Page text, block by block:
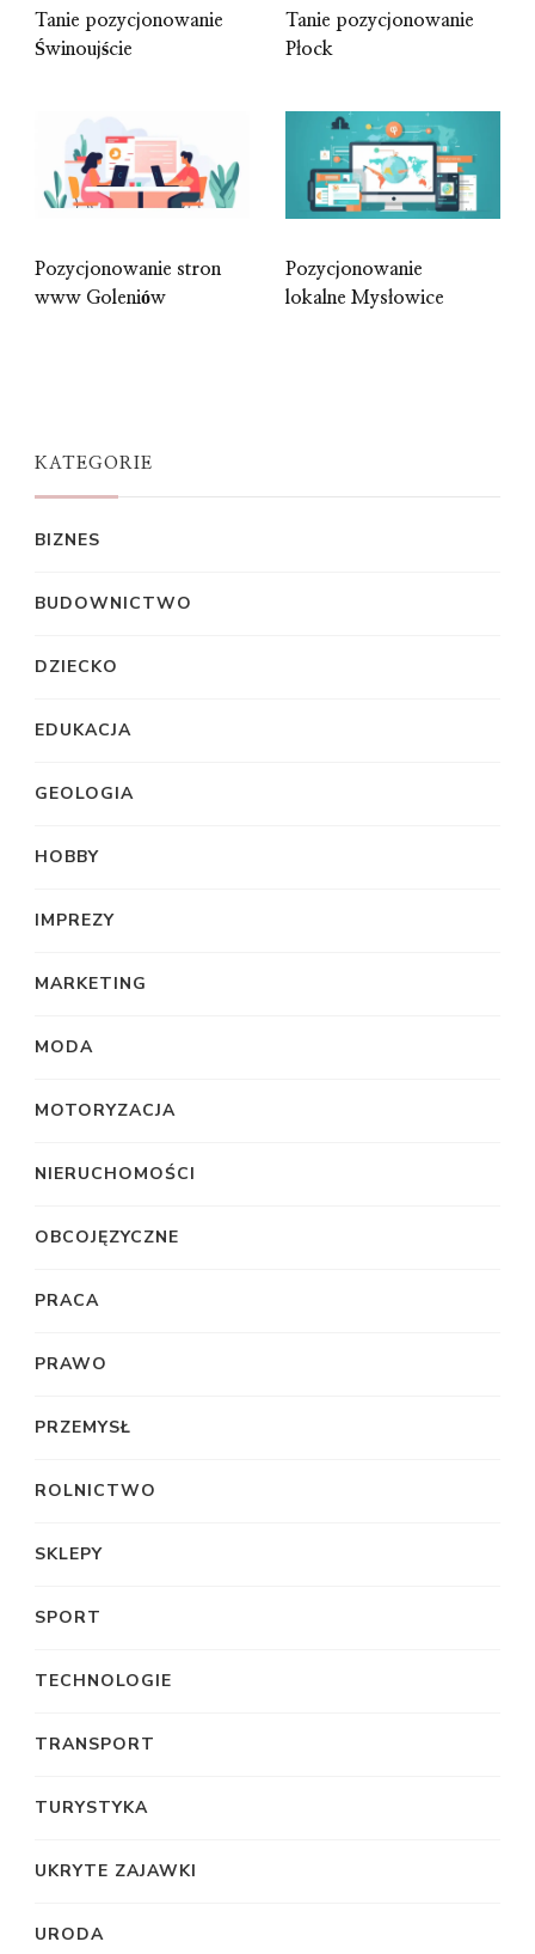
Tanie pozycjonowanie
Świnoujście
Tanie pozycjonowanie
Płock
Pozycjonowanie stron
www Goleniów
Pozycjonowanie
lokalne Mysłowice
KATEGORIE
BIZNES
BUDOWNICTWO
DZIECKO
EDUKACJA
GEOLOGIA
HOBBY
IMPREZY
MARKETING
MODA
MOTORYZACJA
NIERUCHOMOŚCI
OBCOJĘZYCZNE
PRACA
PRAWO
PRZEMYSŁ
ROLNICTWO
SKLEPY
SPORT
TECHNOLOGIE
TRANSPORT
TURYSTYKA
UKRYTE ZAJAWKI
URODA